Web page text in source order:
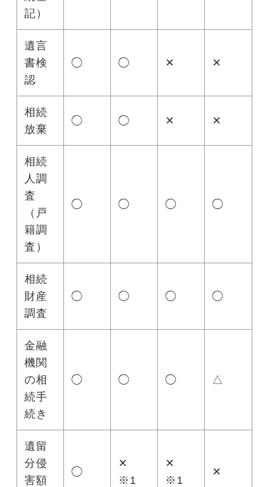
記）
遺言
書検
認
◯ ◯ ✕ ✕
相続
放棄
◯ ◯ ✕ ✕
相続
人調
査
（戸
籍調
査）
◯ ◯ ◯ ◯
相続
財産
調査
◯ ◯ ◯ ◯
金融
機関
の相
続手
続き
◯ ◯ ◯ △
遺留
分侵
害額
◯
✕
※1
✕
※1
✕